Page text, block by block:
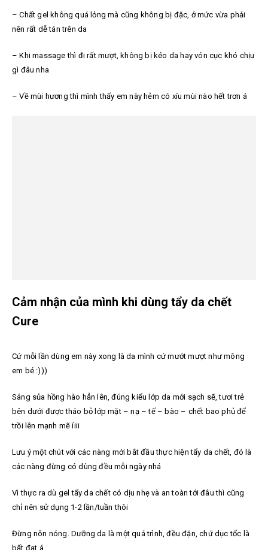
– Chất gel không quá lỏng mà cũng không bị đặc, ở mức vừa phải
nên rất dễ tán trên da
– Khi massage thì đi rất mượt, không bị kéo da hay vón cục khó chịu
gì đâu nha
– Về mùi hương thì mình thấy em này hẻm có xíu mùi nào hết trơn á
Cảm nhận của mình khi dùng tẩy da chết
Cure
Cứ mỗi lần dùng em này xong là da mình cứ mướt mượt như mông
em bé :)))
Sáng sủa hồng hào hẳn lên, đúng kiểu lớp da mới sạch sẽ, tươi trẻ
bên dưới được tháo bỏ lớp mặt – nạ – tế – bào – chết bao phủ để
trồi lên mạnh mẽ íiii
Lưu ý một chút với các nàng mới bắt đầu thực hiện tẩy da chết, đó là
các nàng đừng có dùng đều mỗi ngày nhá
Vì thực ra dù gel tẩy da chết có dịu nhẹ và an toàn tới đâu thì cũng
chỉ nên sử dụng 1-2 lần/tuần thôi
Đừng nôn nóng. Dưỡng da là một quá trình, đều đặn, chứ dục tốc là
bất đạt á